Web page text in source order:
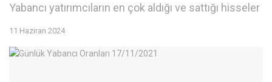
Yabancı yatırımcıların en çok aldığı ve sattığı hisseler
11 Haziran 2024